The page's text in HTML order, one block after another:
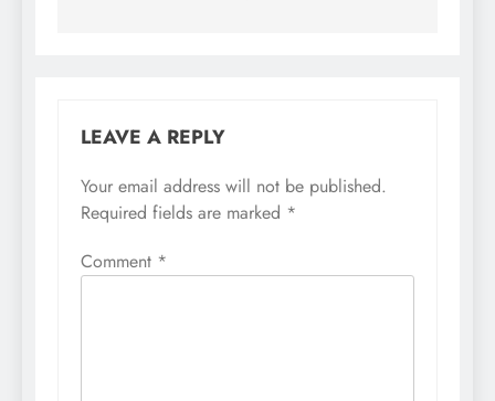
LEAVE A REPLY
Your email address will not be published.
Required fields are marked *
Comment *